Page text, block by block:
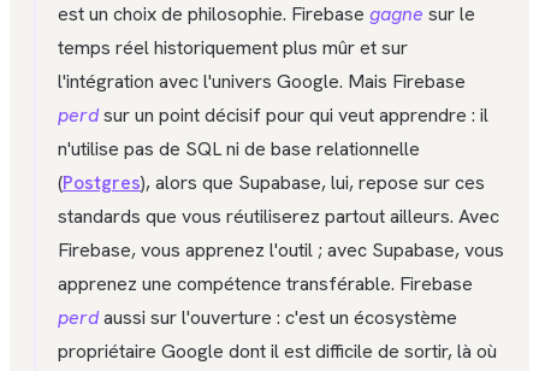
est un choix de philosophie. Firebase gagne sur le
temps réel historiquement plus mûr et sur
l'intégration avec l'univers Google. Mais Firebase
perdsur un point décisif pour qui veut apprendre : il
n'utilise pas de SQL ni de base relationnelle
(Postgres), alors que Supabase, lui, repose sur ces
standards que vous réutiliserez partout ailleurs. Avec
Firebase, vous apprenez l'outil ; avec Supabase, vous
apprenez une compétence transférable. Firebase
perdaussi sur l'ouverture : c'est un écosystème
propriétaire Google dont il est difficile de sortir, là où